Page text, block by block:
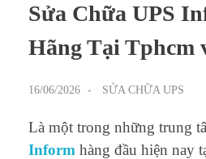
Sửa Chữa UPS
Hãng Tại Tphcm
16/06/2026 SỬA CHỮA UPS
Là một trong những trung
Inform hàng đầu hiện nay